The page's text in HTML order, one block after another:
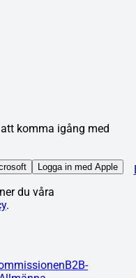
komma igång med
Logga in med Apple
du våra
.
B2B-